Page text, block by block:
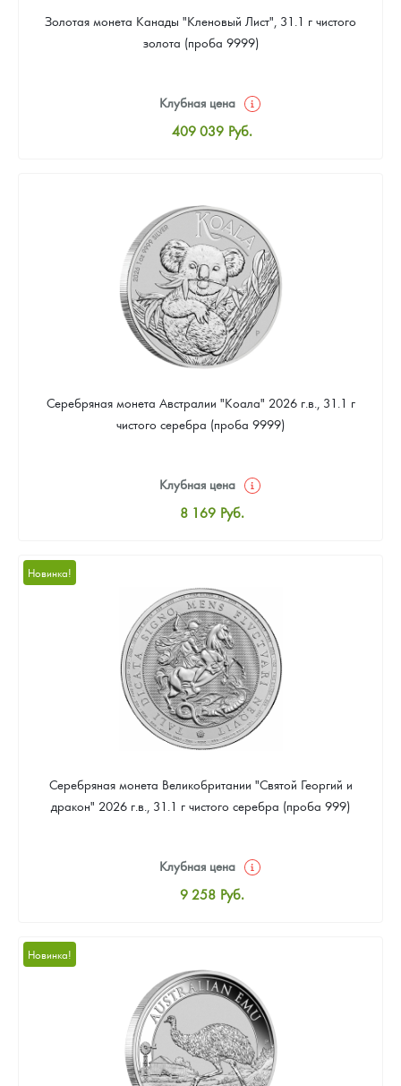
Золотая монета Канады "Кленовый Лист", 31.1 г чистого
золота (проба 9999)
Клубная цена
409 039 Руб.
Цена выкупа
384 869 Руб.
Серебряная монета Австралии "Коала" 2026 г.в., 31.1 г
чистого серебра (проба 9999)
Клубная цена
8 169 Руб.
Цена выкупа
Звоните
Новинка!
Серебряная монета Великобритании "Святой Георгий и
дракон" 2026 г.в., 31.1 г чистого серебра (проба 999)
Клубная цена
9 258 Руб.
Цена выкупа
Звоните
Новинка!